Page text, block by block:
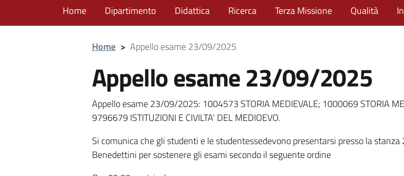
Home Dipartimento Didattica Ricerca Terza Missione Qualità
Home > Appello esame 23/09/2025
Appello esame 23/09/2025
Appello esame 23/09/2025: 1004573 STORIA MEDIEVALE; 1000069 STORIA
9796679 ISTITUZIONI E CIVILTA' DEL MEDIOEVO.
Si comunica che gli studenti e le studentessedevono presentarsi presso la stanza
Benedettini per sostenere gli esami secondo il seguente ordine